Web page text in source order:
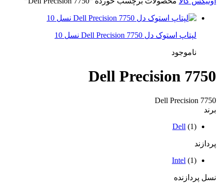
لپتاپ استوک دل Dell Precision 7750 نسل 10
ناموجود
Dell Precision 7750
Dell Precision 7750
برند
Dell (1)
پردازند
Intel (1)
نسل پردازنده